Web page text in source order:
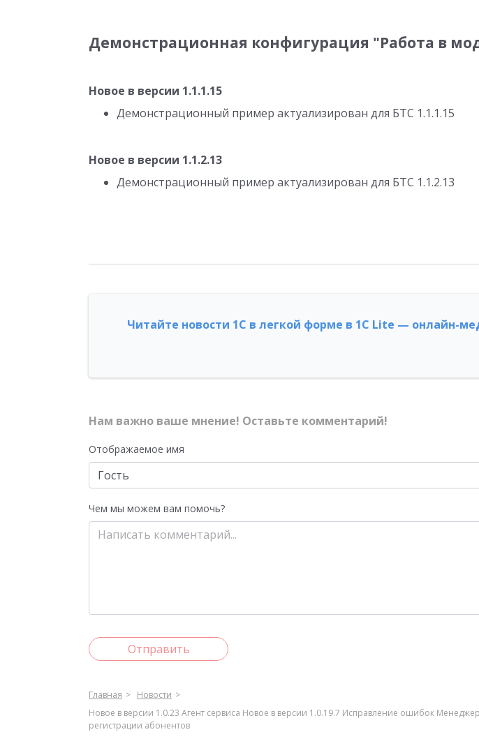
Демонстрационная конфигурация "Работа в
Новое в версии 1.1.1.15
Демонстрационный пример актуализирован для БТС 1.1.1.15
Новое в версии 1.1.2.13
Демонстрационный пример актуализирован для БТС 1.1.2.13
Читайте новости 1С в легкой форме в 1С Lite — онлайн-
Нам важно ваше мнение! Оставьте комментарий!
Отображаемое имя
Чем мы можем вам помочь?
Отправить
Главная
Новости
Новое в версии 1.0.23 Агент сервиса Новое в версии 1.0.19.7 Исправление ошибок
регистрации абонентов